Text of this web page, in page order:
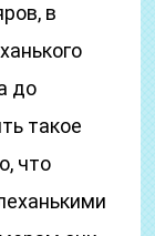
в
до
такое
что